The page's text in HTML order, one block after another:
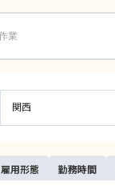
関西
雇用形態 勤務時間